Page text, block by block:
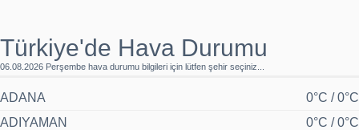
Türkiye'de Hava Durumu
06.08.2026 Perşembe hava durumu bilgileri için lütfen şehir seçiniz...
ADANA
0°C / 0°C
ADIYAMAN
0°C / 0°C